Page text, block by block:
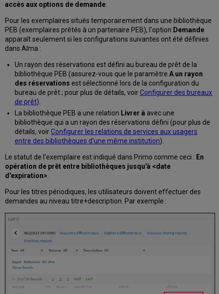
accès aux options de demande
Pour les exemplaires situés temporairement dans une bibliothèque
PEB (exemplaires prêtés à un partenaire PEB), l'option Demande
apparaît seulement si les configurations suivantes ont été définies
dans Alma :
Un rayon des réservations est défini au bureau de prêt de la
bibliothèque PEB (assurez-vous que le paramètre A un rayon
des réservations est sélectionné lors de la configuration du
bureau de prêt ; pour plus de détails, voirConfigurer des bureaux
de prêt).
La bibliothèque PEB a une relation Livrer à avec une
bibliothèque qui a un rayon des réservations défini (pour plus de
détails, voirConfigurer les relations de services aux usagers
entre des bibliothèques d'une même institution).
Le statut de l'exemplaire est indiqué dans Primo comme ceci : En
opération de prêt entre bibliothèques jusqu'à <date
d'expiration>
Pour les titres périodiques, les utilisateurs doivent effectuer des
demandes au niveau titre+description. Par exemple :